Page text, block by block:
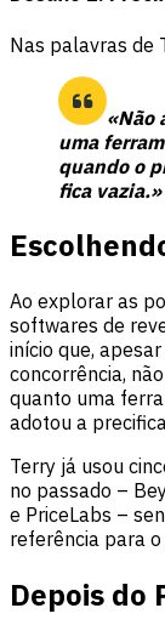
Nas palavras de
«Não
uma
quando o
fica vazia.»
Ao explorar as
softwares de
início que,
concorrência,
quanto uma
adotou a
Terry já usou
no passado –
e PriceLabs –
referência para
Depois do